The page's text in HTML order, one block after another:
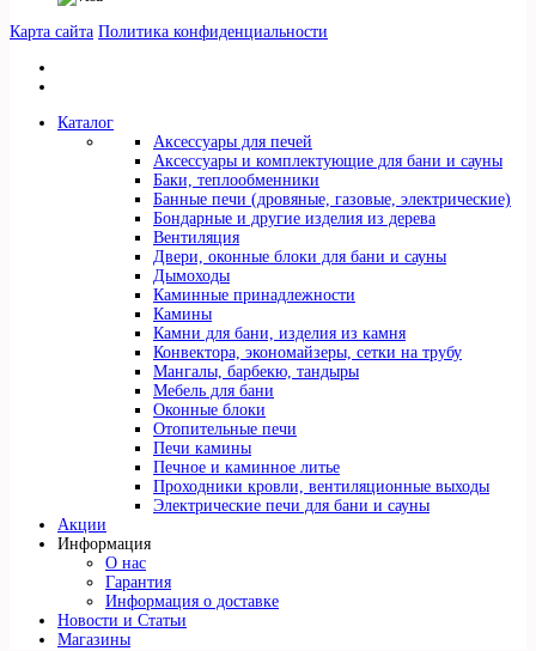
Карта сайта Политика конфиденциальности
Каталог
Аксессуары для печей
Аксессуары и комплектующие для бани и сауны
Баки, теплообменники
Банные печи (дровяные, газовые, электрические)
Бондарные и другие изделия из дерева
Вентиляция
Двери, оконные блоки для бани и сауны
Дымоходы
Каминные принадлежности
Камины
Камни для бани, изделия из камня
Конвектора, экономайзеры, сетки на трубу
Мангалы, барбекю, тандыры
Мебель для бани
Оконные блоки
Отопительные печи
Печи камины
Печное и каминное литье
Проходники кровли, вeнтиляционные выходы
Электрические печи для бани и сауны
Акции
Информация
О нас
Гарантия
Информация о доставке
Новости и Статьи
Магазины